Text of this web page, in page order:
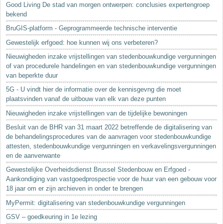
Good Living De stad van morgen ontwerpen: conclusies expertengroep
bekend
BruGIS-platform - Geprogrammeerde technische interventie
Gewestelijk erfgoed: hoe kunnen wij ons verbeteren?
Nieuwigheden inzake vrijstellingen van stedenbouwkundige vergunningen
of van procedurele handelingen en van stedenbouwkundige vergunningen
van beperkte duur
5G - U vindt hier de informatie over de kennisgevng die moet
plaatsvinden vanaf de uitbouw van elk van deze punten
Nieuwigheden inzake vrijstellingen van de tijdelijke bewoningen
Besluit van de BHR van 31 maart 2022 betreffende de digitalisering van
de behandelingsprocedures van de aanvragen voor stedenbouwkundige
attesten, stedenbouwkundige vergunningen en verkavelingsvergunningen
en de aanverwante
Gewestelijke Overheidsdienst Brussel Stedenbouw en Erfgoed -
Aankondiging van vastgoedprospectie voor de huur van een gebouw voor
18 jaar om er zijn archieven in onder te brengen
MyPermit: digitalisering van stedenbouwkundige vergunningen
GSV – goedkeuring in 1e lezing